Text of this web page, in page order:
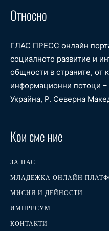
Относно
ГЛАС ПРЕСС онлайн
социалното развитие и
общности в страните, от
информационни потоци
Украйна, Р. Северна
Кои сме ние
ЗА НАС
МЛАДЕЖКА ОНЛАЙН
МИСИЯ И ДЕЙНОСТИ
ИМПРЕСУМ
КОНТАКТИ